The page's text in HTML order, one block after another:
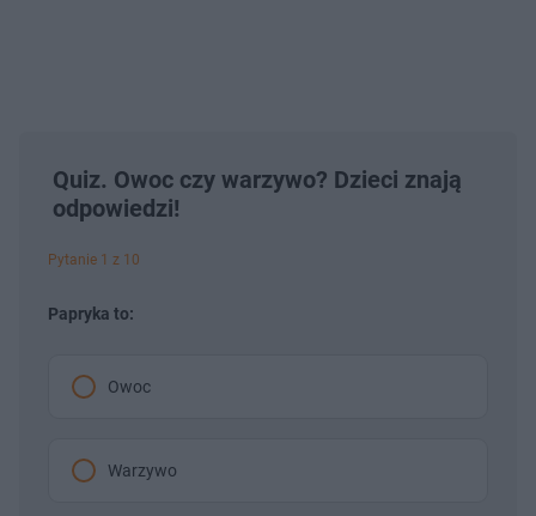
Quiz. Owoc czy warzywo? Dzieci znają
odpowiedzi!
Pytanie 1 z 10
Papryka to:
Owoc
Warzywo